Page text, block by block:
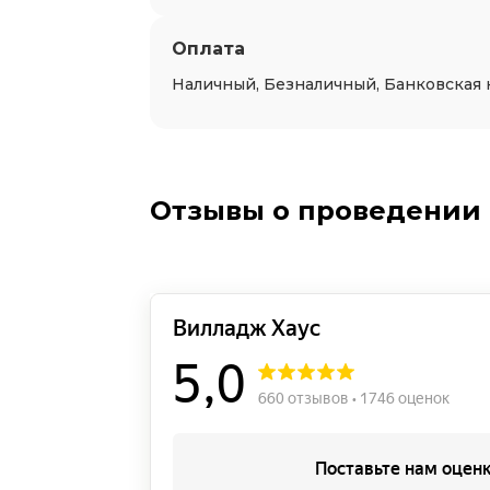
Оплата
Наличный, Безналичный, Банковская
Отзывы о проведении